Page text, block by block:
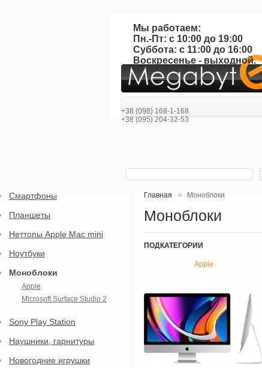
Мы работаем:
Пн.-Пт: с 10:00 до 19:00
Суббота: с 11:00 до 16:00
Воскресенье - выходной.
+38 (098) 168-1-168
+38 (095) 204-32-53
Смартфоны
Планшеты
Неттопы Apple Mac mini
Ноутбуки
Моноблоки
Apple
Microsoft Surface Studio 2
Sony Play Station
Наушники, гарнитуры
Новогодние игрушки
Главная > Моноблоки
Моноблоки
ПОДКАТЕГОРИИ
Apple